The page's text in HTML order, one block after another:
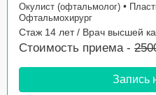
Окулист (офтальмолог) •
Офтальмохирург
Стаж 14 лет / Врач высшей
Стоимость приема -
Запись